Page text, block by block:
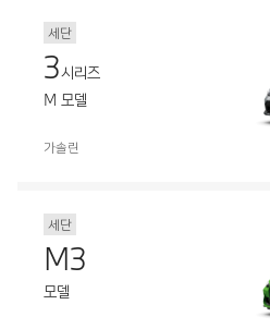
세단
3시리즈
M 모델
가솔린
세단
M3
모델